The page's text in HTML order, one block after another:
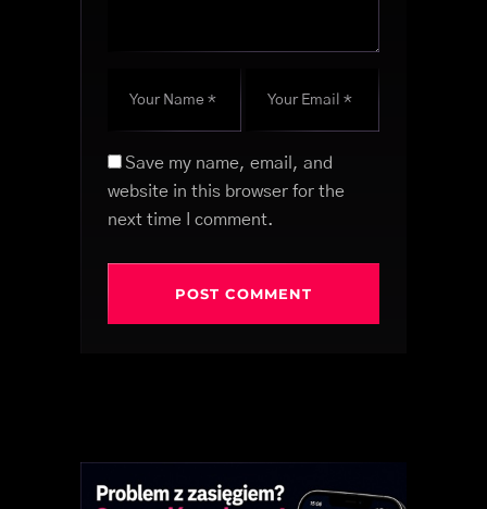
Save my name, email, and
website in this browser for the
next time I comment.